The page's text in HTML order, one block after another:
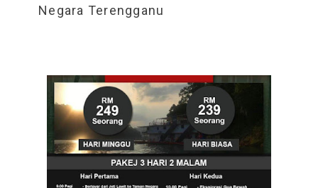
Negara Terengganu